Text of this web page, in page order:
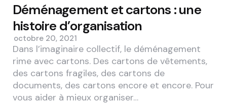
Déménagement et cartons : une
histoire d’organisation
octobre 20, 2021
Dans l’imaginaire collectif, le déménagement
rime avec cartons. Des cartons de vêtements,
des cartons fragiles, des cartons de
documents, des cartons encore et encore. Pour
vous aider à mieux organiser…